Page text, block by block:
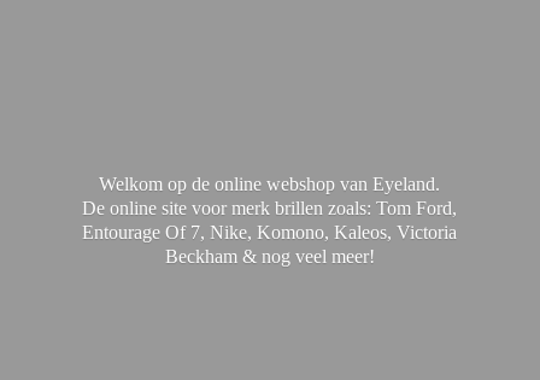
Welkom op de online webshop van Eyeland.
De online site voor merk brillen zoals: Tom Ford,
Entourage Of 7, Nike, Komono, Kaleos, Victoria
Beckham & nog veel meer!